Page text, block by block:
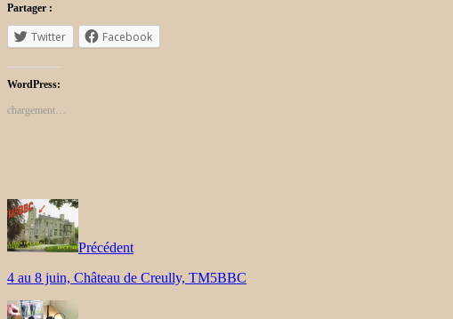
Partager :
Twitter Facebook
WordPress:
chargement…
Précédent
4 au 8 juin, Château de Creully, TM5BBC